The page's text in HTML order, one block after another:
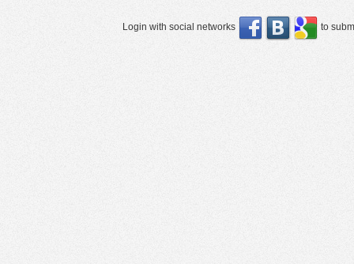
Login with social networks to